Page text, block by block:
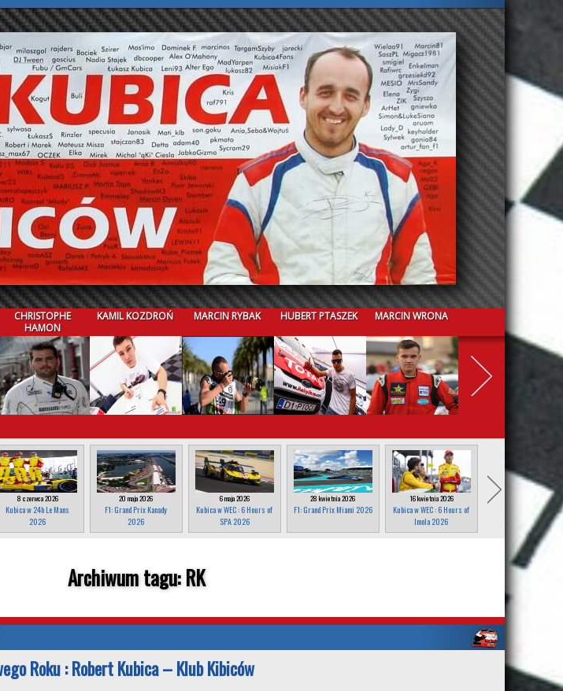
CHRISTOPHE
HAMON
KAMIL KOZDROŃ MARCIN RYBAK HUBERT PTASZEK MARCIN WRONA
8 czerwca 2026
Kubica w 24h Le Mans
2026
20 maja 2026
F1: Grand Prix Kanady
2026
6 maja 2026
Kubica w WEC : 6 Hours of
SPA 2026
28 kwietnia 2026
F1: Grand Prix Miami 2026
16 kwietnia 2026
Kubica w WEC : 6 Hours of
Imola 2026
25 marca 2026
F1: Grand Prix Japonii
2026
Archiwum tagu:RK
Roku : Robert Kubica – Klub Kibiców